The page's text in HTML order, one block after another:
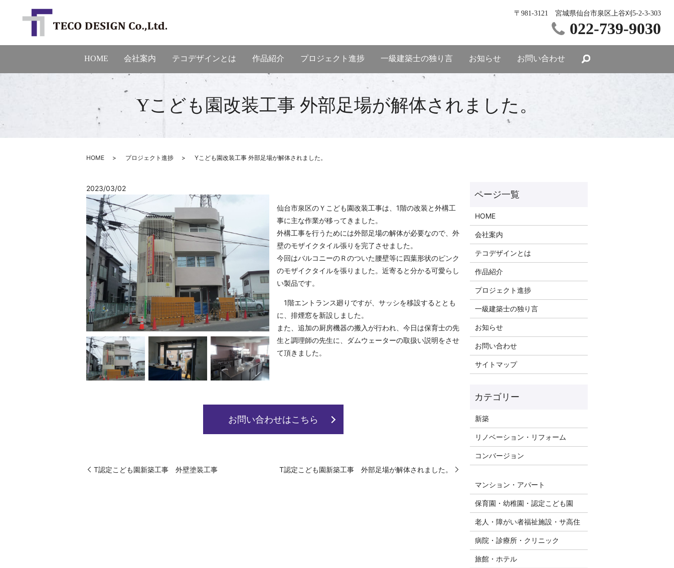
〒981-3121 宮城県仙台市泉区上谷刈5-2-3-303
022-739-9030
HOME 会社案内 テコデザインとは 作品紹介 プロジェクト進捗 一級建築士の独り言 お知らせ お問い合わせ
Yこども園改装工事 外部足場が解体されました。
HOME プロジェクト進捗 Yこども園改装工事 外部足場が解体されました。
2023/03/02
仙台市泉区のＹこども園改装工事は、 1階の改装と外構工
事に主な作業が移ってきました。
外構工事を行うためには外部足場の解体が必要なので、外
壁のモザイクタイル張りを完了させました。
今回はバルコニーのＲのついた腰壁等に四葉形状のピンク
のモザイクタイルを張りました。近寄ると分かる可愛らし
い製品です。
1階エントランス廻りですが、サッシを移設するととも
に、排煙窓を新設しました。
また、追加の厨房機器の搬入が行われ、今日は保育士の先
生と調理師の先生に、ダムウェーターの取扱い説明をさせ
て頂きました。
お問い合わせはこちら
T認定こども園新築工事 外壁塗装工事 T認定こども園新築工事 外部足場が解体されました。
HOME
会社案内
テコデザインとは
作品紹介
プロジェクト進捗
一級建築士の独り言
お知らせ
お問い合わせ
サイトマップ
新築
リノベーション・リフォーム
コンバージョン
マンション・アパート
保育園・幼稚園・認定こども園
老人・障がい者福祉施設・サ高住
病院・診療所・クリニック
旅館・ホテル